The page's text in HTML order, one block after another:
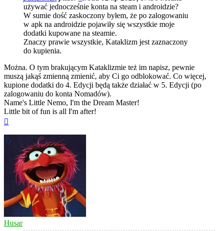
używać jednocześnie konta na steam i androidzie?
W sumie dość zaskoczony byłem, że po zalogowaniu
w apk na androidzie pojawiły się wszystkie moje
dodatki kupowane na steamie.
Znaczy prawie wszystkie, Kataklizm jest zaznaczony
do kupienia.
Można. O tym brakującym Kataklizmie też im napisz, pewnie
muszą jakąś zmienną zmienić, aby Ci go odblokować. Co więcej,
kupione dodatki do 4. Edycji będą także działać w 5. Edycji (po
zalogowaniu do konta Nomadów).
Name's Little Nemo, I'm the Dream Master!
Little bit of fun is all I'm after!
Husar